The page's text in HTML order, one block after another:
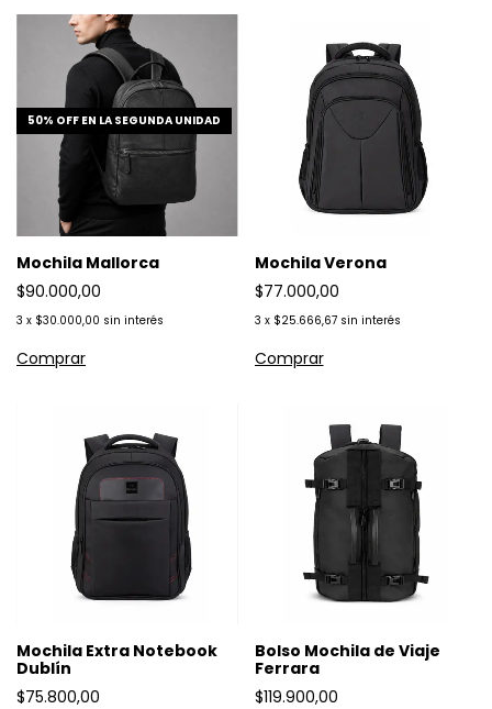
50% OFF EN LA SEGUNDA UNIDAD
Mochila Mallorca
$90.000,00
3 x $30.000,00 sin interés
Mochila Verona
$77.000,00
3 x $25.666,67 sin interés
Mochila Extra Notebook
Dublín
$75.800,00
Bolso Mochila de Viaje
Ferrara
$119.900,00